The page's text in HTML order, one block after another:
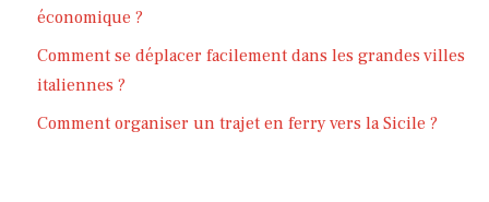
économique ?
Comment se déplacer facilement dans les grandes villes
italiennes ?
Comment organiser un trajet en ferry vers la Sicile ?